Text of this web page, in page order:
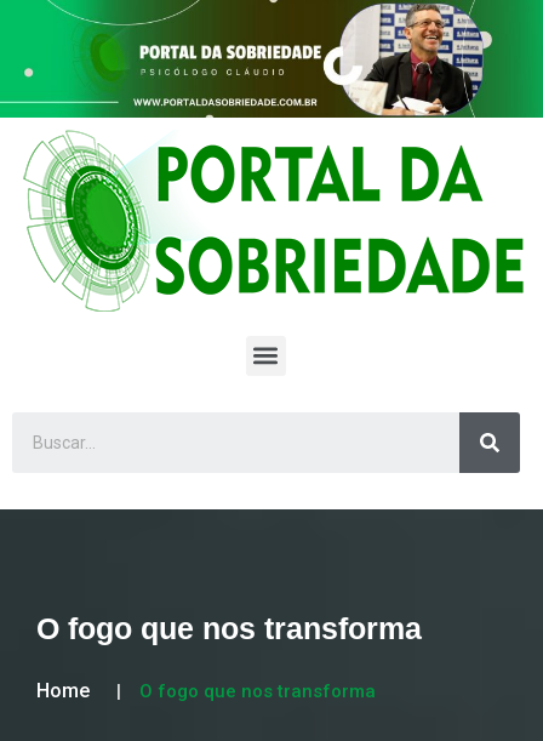
O fogo que nos transforma
Home O fogo que nos transforma